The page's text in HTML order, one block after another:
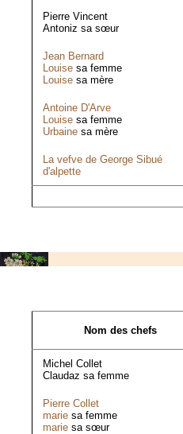
Pierre Vincent
Antoniz sa sœur
Jean Bernard
Louise sa femme
Louise sa mère
Antoine D'Arve
Louise sa femme
Urbaine sa mère
La vefve de George Sibué
d'alpette
Nom des chefs
Michel Collet
Claudaz sa femme
Pierre Collet
marie sa femme
marie sa sœur